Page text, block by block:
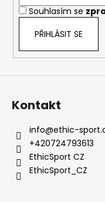
n
a
j
t
Souhlasím se
PŘIHLÁSIT SE
Kontakt
info@ethic-
+420724793613
EthicSport CZ
EthicSport_CZ